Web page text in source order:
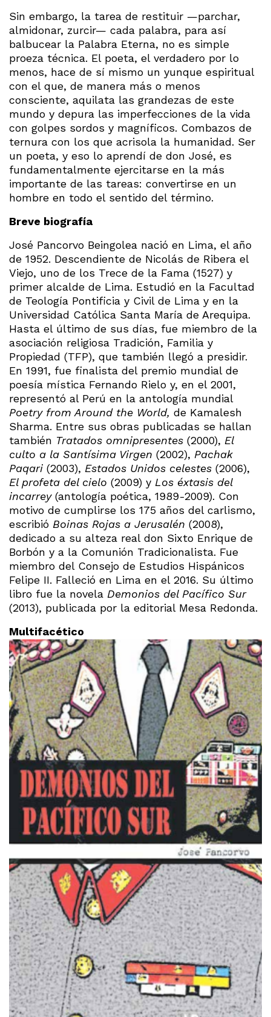
Sin embargo, la tarea de restituir —parchar,
almidonar, zurcir— cada palabra, para así
balbucear la Palabra Eterna, no es simple
proeza técnica. El poeta, el verdadero por lo
menos, hace de sí mismo un yunque espiritual
con el que, de manera más o menos
consciente, aquilata las grandezas de este
mundo y depura las imperfecciones de la vida
con golpes sordos y magníficos. Combazos de
ternura con los que acrisola la humanidad. Ser
un poeta, y eso lo aprendí de don José, es
fundamentalmente ejercitarse en la más
importante de las tareas: convertirse en un
hombre en todo el sentido del término.
Breve biografía
José Pancorvo Beingolea nació en Lima, el año
de 1952. Descendiente de Nicolás de Ribera el
Viejo, uno de los Trece de la Fama (1527) y
primer alcalde de Lima. Estudió en la Facultad
de Teología Pontificia y Civil de Lima y en la
Universidad Católica Santa María de Arequipa.
Hasta el último de sus días, fue miembro de la
asociación religiosa Tradición, Familia y
Propiedad (TFP), que también llegó a presidir.
En 1991, fue finalista del premio mundial de
poesía mística Fernando Rielo y, en el 2001,
representó al Perú en la antología mundial
Poetry from Around the World, de Kamalesh
Sharma. Entre sus obras publicadas se hallan
también Tratados omnipresentes (2000), El
culto a la Santísima Virgen (2002), Pachak
Paqari (2003), Estados Unidos celestes (2006),
El profeta del cielo (2009) y Los éxtasis del
incarrey(antología poética, 1989-2009). Con
motivo de cumplirse los 175 años del carlismo,
escribió Boinas Rojas a Jerusalén (2008),
dedicado a su alteza real don Sixto Enrique de
Borbón y a la Comunión Tradicionalista. Fue
miembro del Consejo de Estudios Hispánicos
Felipe II. Falleció en Lima en el 2016. Su último
libro fue la novela Demonios del Pacífico Sur
(2013), publicada por la editorial Mesa Redonda.
Multifacético